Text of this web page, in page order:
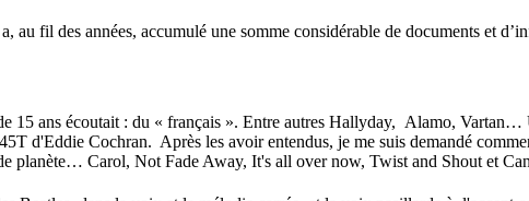
au fil des années, accumulé une somme considérable de documents et
15 ans écoutait : du « français ». Entre autres Hallyday, Alamo,
d'Eddie Cochran. Après les avoir entendus, je me suis demandé
planète… Carol, Not Fade Away, It's all over now, Twist and Shout et